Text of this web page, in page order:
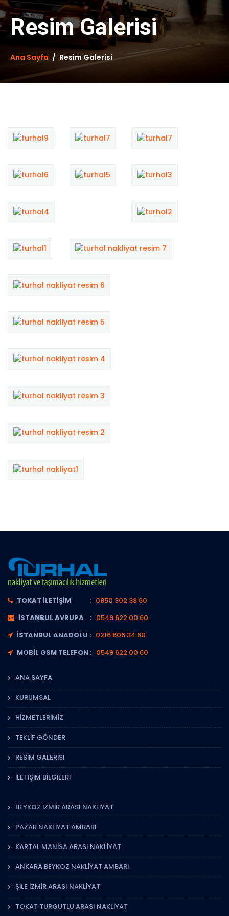
Resim Galerisi
Ana Sayfa Resim Galerisi
TOKAT İLETIŞIM : 0850 302 38 60
İSTANBUL AVRUPA : 0549 622 00 60
İSTANBUL ANADOLU : 0216 606 34 60
MOBIL GSM TELEFON : 0549 622 00 60
ANA SAYFA
KURUMSAL
HIZMETLERIMIZ
TEKLIF GÖNDER
RESIM GALERISI
İLETIŞIM BILGILERI
BEYKOZ İZMIR ARASI NAKLIYAT
PAZAR NAKLIYAT AMBARI
KARTAL MANISA ARASI NAKLIYAT
ANKARA BEYKOZ NAKLIYAT AMBARI
ŞILE İZMIR ARASI NAKLIYAT
TOKAT TURGUTLU ARASI NAKLIYAT